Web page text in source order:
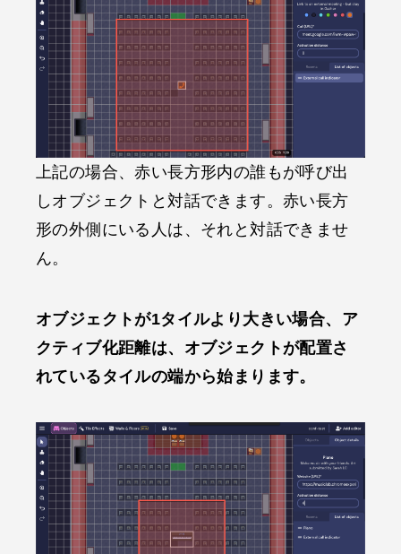
上記の場合、赤い長方形内の誰もが呼び出
しオブジェクトと対話できます。赤い長方
形の外側にいる人は、それと対話できませ
ん。
オブジェクトが1タイルより大きい場合、ア
クティブ化距離は、オブジェクトが配置さ
れているタイルの端から始まります。